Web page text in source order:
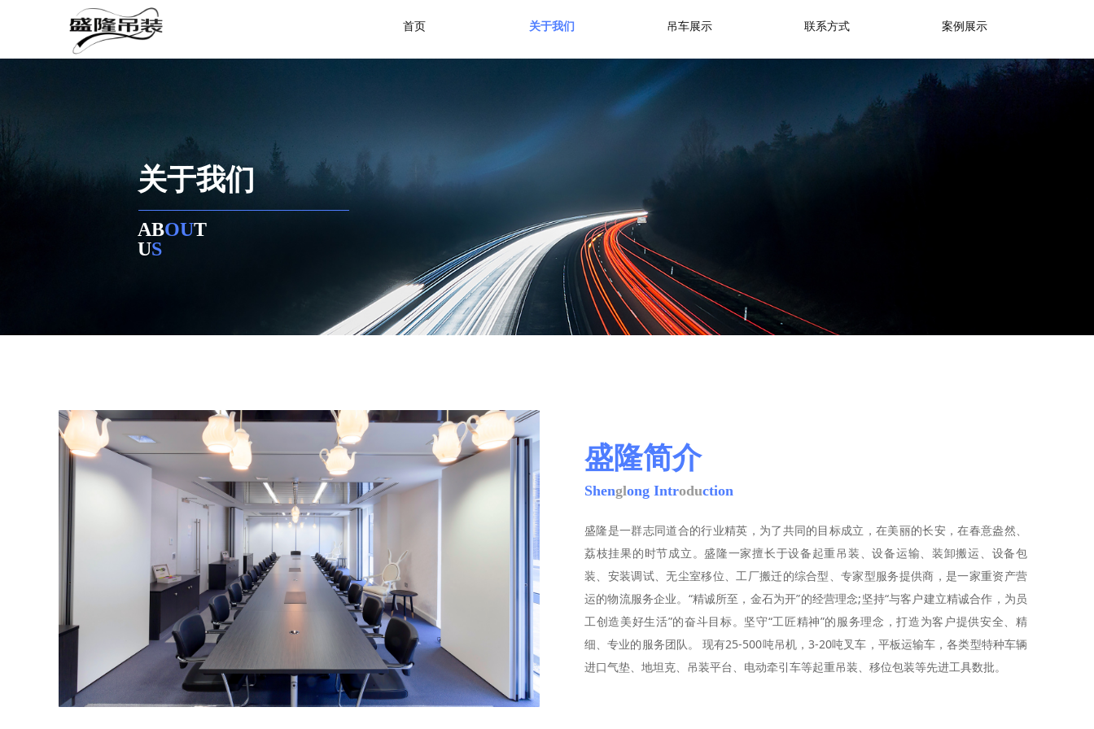
首页 关于我们 吊车展示 联系方式 案例展示
关于我们
ABOUT
US
ABOUT
US
盛隆简介
Shenglong Introduction
盛隆是一群志同道合的行业精英，为了共同的目标成立，在美丽的长安，在春意盎然、
荔枝挂果的时节成立。盛隆一家擅长于设备起重吊装、设备运输、装卸搬运、设备包
装、安装调试、无尘室移位、工厂搬迁的综合型、专家型服务提供商，是一家重资产营
运的物流服务企业。“精诚所至，金石为开”的经营理念;坚持“与客户建立精诚合作，为员
工创造美好生活”的奋斗目标。坚守“工匠精神”的服务理念，打造为客户提供安全、精
细、专业的服务团队。 现有25-500吨吊机，3-20吨叉车，平板运输车，各类型特种车辆
进口气垫、地坦克、吊装平台、电动牵引车等起重吊装、移位包装等先进工具数批。